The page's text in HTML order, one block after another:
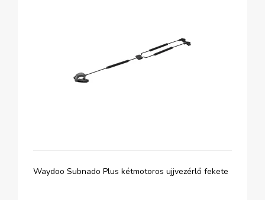
Waydoo Subnado Plus kétmotoros ujjvezérlő fekete